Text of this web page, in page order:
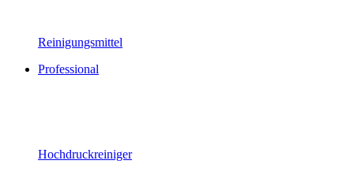
Reinigungsmittel
Professional
Hochdruckreiniger